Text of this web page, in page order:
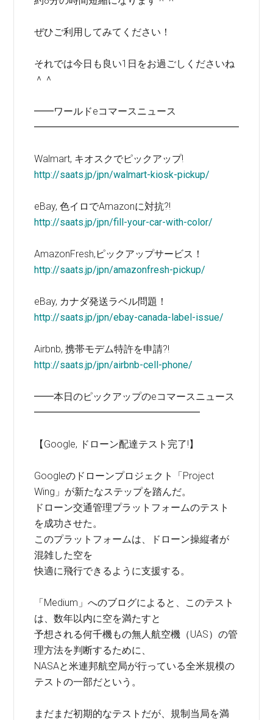
ぜひご利用してみてください！
それでは今日も良い1日をお過ごしくださいね
＾＾
━━ワールドeコマースニュース
━━━━━━━━━━━━━━━━━━━━━
Walmart, キオスクでピックアップ!
http://saats.jp/jpn/walmart-kiosk-pickup/
eBay, 色イロでAmazonに対抗?!
http://saats.jp/jpn/fill-your-car-with-color/
AmazonFresh,ピックアップサービス！
http://saats.jp/jpn/amazonfresh-pickup/
eBay, カナダ発送ラベル問題！
http://saats.jp/jpn/ebay-canada-label-issue/
Airbnb, 携帯モデム特許を申請?!
http://saats.jp/jpn/airbnb-cell-phone/
━━本日のピックアップのeコマースニュース
━━━━━━━━━━━━━━━━━
【Google, ドローン配達テスト完了!】
Googleのドローンプロジェクト「Project
Wing」が新たなステップを踏んだ。
ドローン交通管理プラットフォームのテスト
を成功させた。
このプラットフォームは、ドローン操縦者が
混雑した空を
快適に飛行できるように支援する。
「Medium」へのブログによると、このテスト
は、数年以内に空を満たすと
予想される何千機もの無人航空機（UAS）の管
理方法を判断するために、
NASAと米連邦航空局が行っている全米規模の
テストの一部だという。
まだまだ初期的なテストだが、規制当局を満